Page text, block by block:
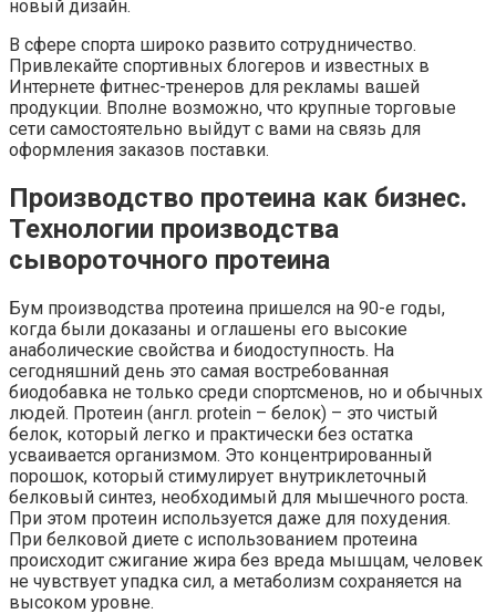
новый дизайн.
В сфере спорта широко развито сотрудничество.
Привлекайте спортивных блогеров и известных в
Интернете фитнес-тренеров для рекламы вашей
продукции. Вполне возможно, что крупные торговые
сети самостоятельно выйдут с вами на связь для
оформления заказов поставки.
Производство протеина как бизнес.
Технологии производства
сывороточного протеина
Бум производства протеина пришелся на 90-е годы,
когда были доказаны и оглашены его высокие
анаболические свойства и биодоступность. На
сегодняшний день это самая востребованная
биодобавка не только среди спортсменов, но и обычных
людей. Протеин (англ. protein – белок) – это чистый
белок, который легко и практически без остатка
усваивается организмом. Это концентрированный
порошок, который стимулирует внутриклеточный
белковый синтез, необходимый для мышечного роста.
При этом протеин используется даже для похудения.
При белковой диете с использованием протеина
происходит сжигание жира без вреда мышцам, человек
не чувствует упадка сил, а метаболизм сохраняется на
высоком уровне.